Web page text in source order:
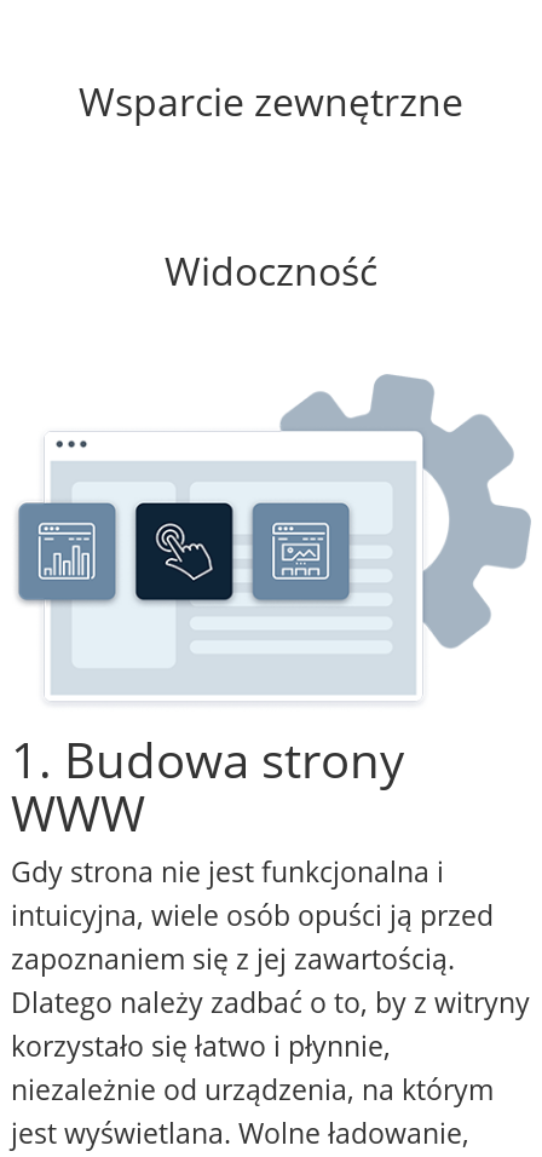
Wsparcie zewnętrzne
Widoczność
1. Budowa strony
WWW
Gdy strona nie jest funkcjonalna i
intuicyjna, wiele osób opuści ją przed
zapoznaniem się z jej zawartością.
Dlatego należy zadbać o to, by z witryny
korzystało się łatwo i płynnie,
niezależnie od urządzenia, na którym
jest wyświetlana. Wolne ładowanie,